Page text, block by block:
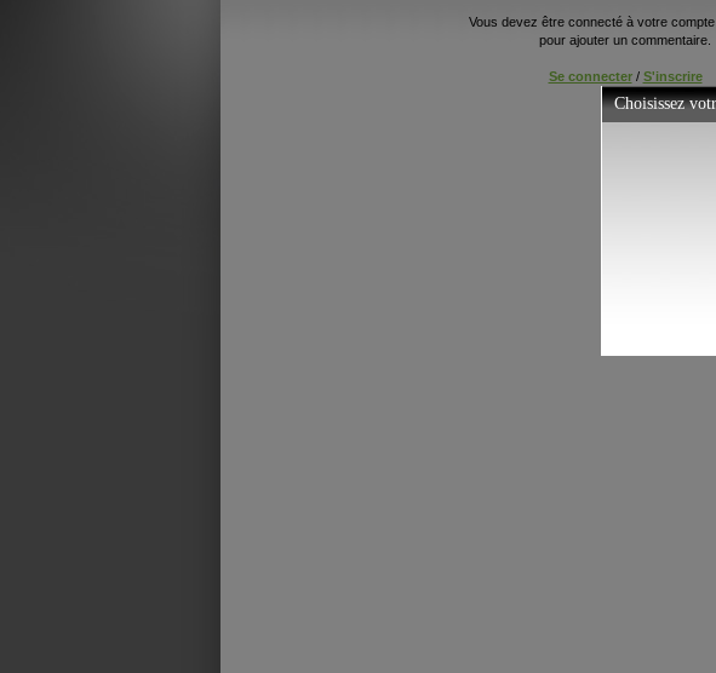
Vous devez être connecté à votre compte
pour ajouter un commentaire.
Se connecter/ S'inscrire